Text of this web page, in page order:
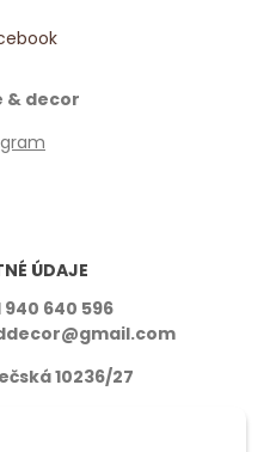
& decor
ÚDAJE
940 640 596
10236/27